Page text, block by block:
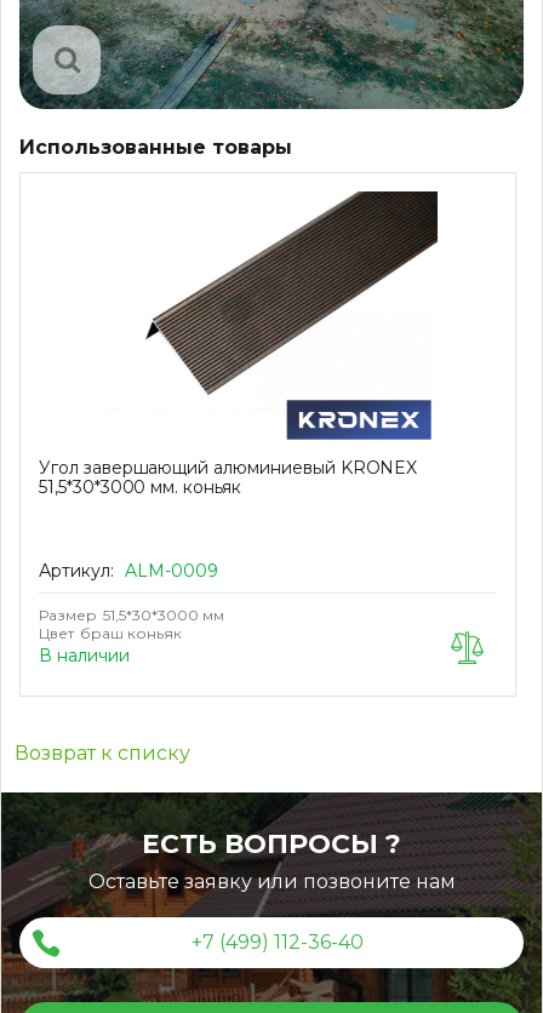
Использованные товары
Угол завершающий алюминиевый KRONEX
51,5*30*3000 мм. коньяк
Артикул: ALM-0009
Размер 51,5*30*3000 мм
Цвет браш коньяк
В наличии
Возврат к списку
ЕСТЬ ВОПРОСЫ ?
Оставьте заявку или позвоните нам
+7 (499) 112-36-40